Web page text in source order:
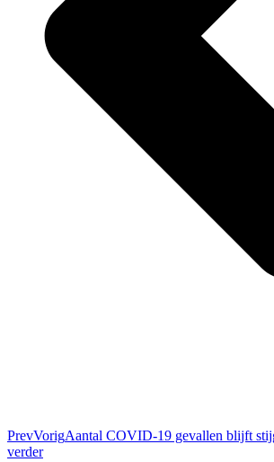
PrevVorigAantal COVID-19 gevallen blijft
verder